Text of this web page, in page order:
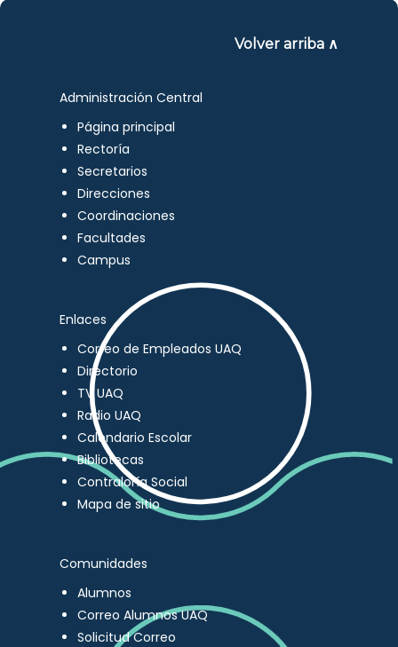
Volver arriba ∧
Administración Central
Página principal
Rectoría
Secretarios
Direcciones
Coordinaciones
Facultades
Campus
Enlaces
Correo de Empleados UAQ
Directorio
TV UAQ
Radio UAQ
Calendario Escolar
Bibliotecas
Contraloría Social
Mapa de sitio
Comunidades
Alumnos
Correo Alumnos UAQ
Solicitud Correo